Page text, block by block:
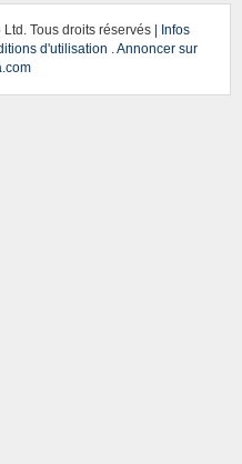
Tous droits réservés |
Infos
d'utilisation .Annoncer sur